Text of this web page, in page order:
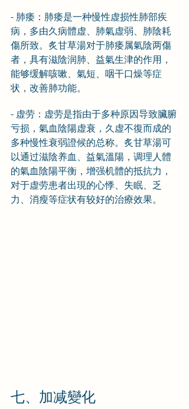
- 肺痿：肺痿是一种慢性虚损性肺部疾
病，多由久病體虚、肺氣虚弱、肺陰耗
傷所致。炙甘草湯对于肺痿属氣陰两傷
者，具有滋陰润肺、益氣生津的作用，
能够缓解咳嗽、氣短、咽干口燥等症
状，改善肺功能。
- 虚劳：虚劳是指由于多种原因导致臟腑
亏损，氣血陰陽虚衰，久虚不復而成的
多种慢性衰弱證候的总称。炙甘草湯可
以通过滋陰养血、益氣溫陽，调理人體
的氣血陰陽平衡，增强机體的抵抗力，
对于虚劳患者出現的心悸、失眠、乏
力、消瘦等症状有较好的治療效果。
七、加减變化